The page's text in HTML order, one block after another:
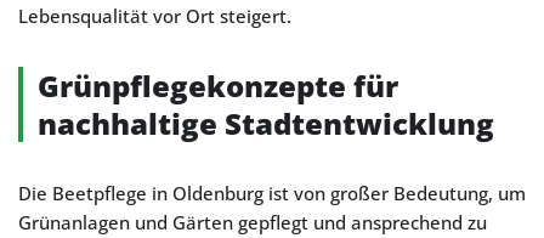
Lebensqualität vor Ort steigert.
Grünpflegekonzepte für
nachhaltige Stadtentwicklung
Die Beetpflege in Oldenburg ist von großer Bedeutung, um
Grünanlagen und Gärten gepflegt und ansprechend zu